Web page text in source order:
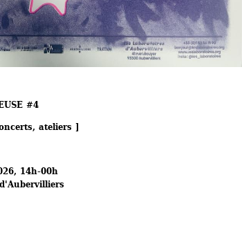
#4
ateliers ]
14h-00h